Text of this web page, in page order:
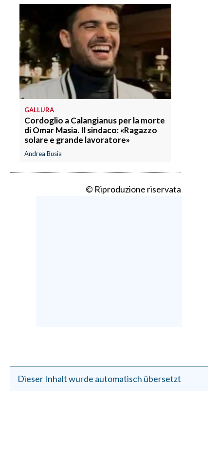
GALLURA
Cordoglio a Calangianus per la morte
di Omar Masia. Il sindaco: «Ragazzo
solare e grande lavoratore»
Andrea Busia
© Riproduzione riservata
Dieser Inhalt wurde automatisch übersetzt